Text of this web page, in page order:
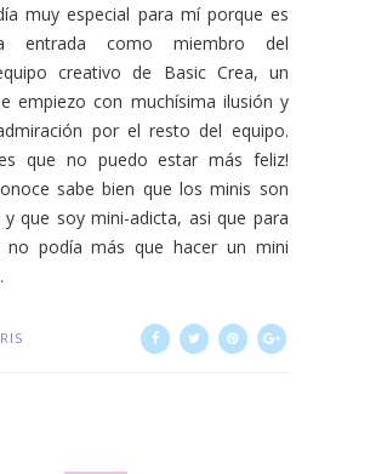
muy especial para mí porque es
entrada como miembro del
creativo de Basic Crea, un
empiezo con muchísima ilusión y
por el resto del equipo.
que no puedo estar más feliz!
sabe bien que los minis son
y que soy mini-adicta, asi que para
no podía más que hacer un mini